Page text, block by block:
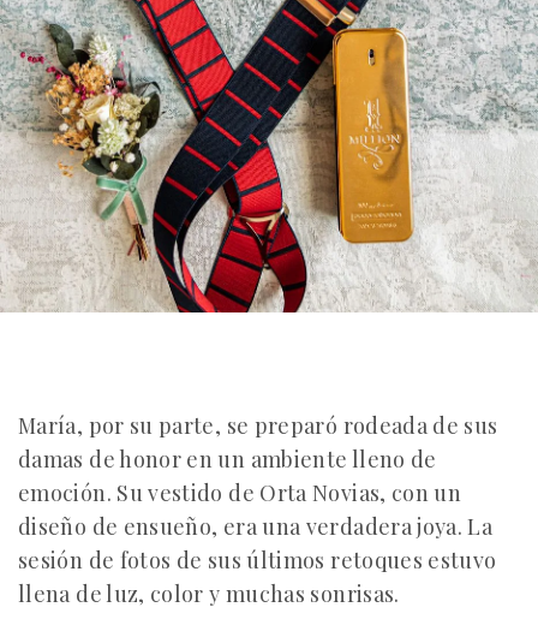
María, por su parte, se preparó rodeada de sus
damas de honor en un ambiente lleno de
emoción. Su vestido de Orta Novias, con un
diseño de ensueño, era una verdadera joya. La
sesión de fotos de sus últimos retoques estuvo
llena de luz, color y muchas sonrisas.